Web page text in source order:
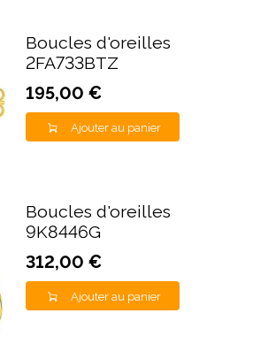
Boucles d'oreilles
2FA733BTZ
195,00 €
Ajouter au panier
Boucles d'oreilles
9K8446G
312,00 €
Ajouter au panier